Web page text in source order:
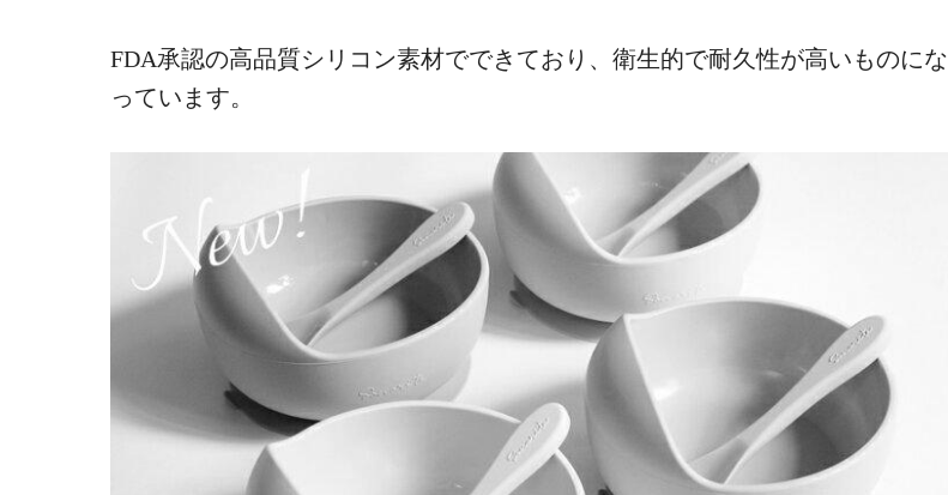
FDA承認の高品質シリコン素材でできており、衛生的で耐久性が高いものにな
っています。